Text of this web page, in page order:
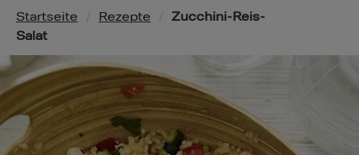
Pfadnavigation
Startseite Rezepte
Zucchini-Reis-
Salat